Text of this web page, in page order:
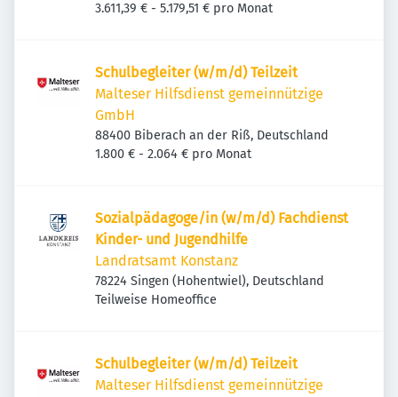
3.611,39 € - 5.179,51 € pro Monat
Schulbegleiter (w/m/d) Teilzeit
Malteser Hilfsdienst gemeinnützige
GmbH
88400 Biberach an der Riß, Deutschland
1.800 € - 2.064 € pro Monat
Sozialpädagoge/in (w/m/d) Fachdienst
Kinder- und Jugendhilfe
Landratsamt Konstanz
78224 Singen (Hohentwiel), Deutschland
Teilweise Homeoffice
Schulbegleiter (w/m/d) Teilzeit
Malteser Hilfsdienst gemeinnützige